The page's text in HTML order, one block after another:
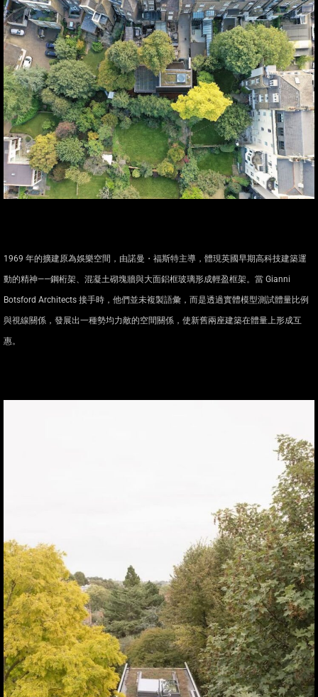
1969 年的擴建原為娛樂空間，由諾曼・福斯特主導，體現英國早期高科技建築運
動的精神——鋼桁架、混凝土砌塊牆與大面鋁框玻璃形成輕盈框架。當 Gianni
Botsford Architects 接手時，他們並未複製語彙，而是透過實體模型測試體量比例
與視線關係，發展出一種勢均力敵的空間關係，使新舊兩座建築在體量上形成互
惠。